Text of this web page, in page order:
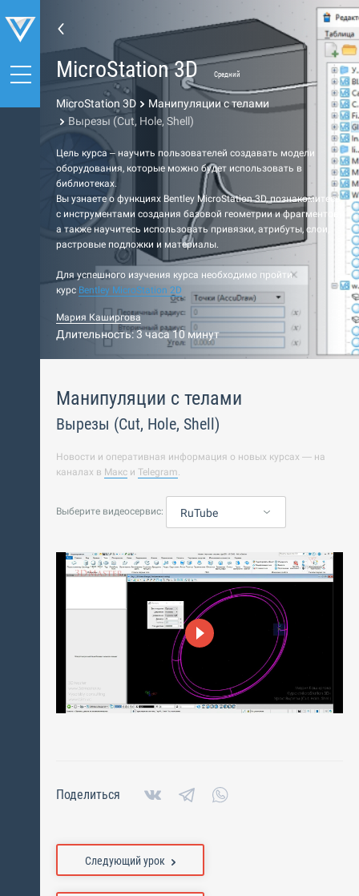
MicroStation 3D Средний
MicroStation 3D
Манипуляции с телами
Вырезы (Cut, Hole, Shell)
Цель курса – научить пользователей создавать модели
оборудования, которые можно будет использовать в
библиотеках.
Вы узнаете о функциях Bentley MicroStation 3D, познакомитесь
с инструментами создания базовой геометрии и фрагментов,
а также научитесь использовать привязки, атрибуты, слои,
растровые подложки и материалы.
Для успешного изучения курса необходимо пройти
курс Bentley MicroStation 2D
Мария Каширгова
Длительность: 3 часа 10 минут
Манипуляции с телами
Вырезы (Cut, Hole, Shell)
Новости и оперативная информация о новых курсах — на
каналах в Макс и Telegram.
Выберите видеосервис: RuTube
Поделиться
Следующий урок